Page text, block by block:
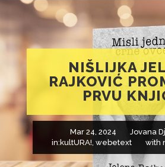
NIŠLIJKA
RAJKOVIĆ
PRVU
Mar 24, 2024
Jovana
in: kultURA!, webetext with